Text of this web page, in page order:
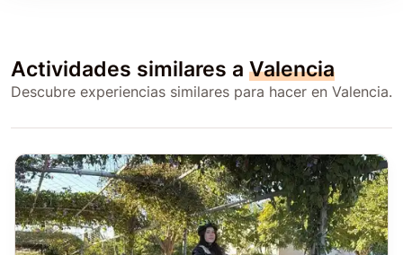
Actividades similares a Valencia
Descubre experiencias similares para hacer en Valencia.